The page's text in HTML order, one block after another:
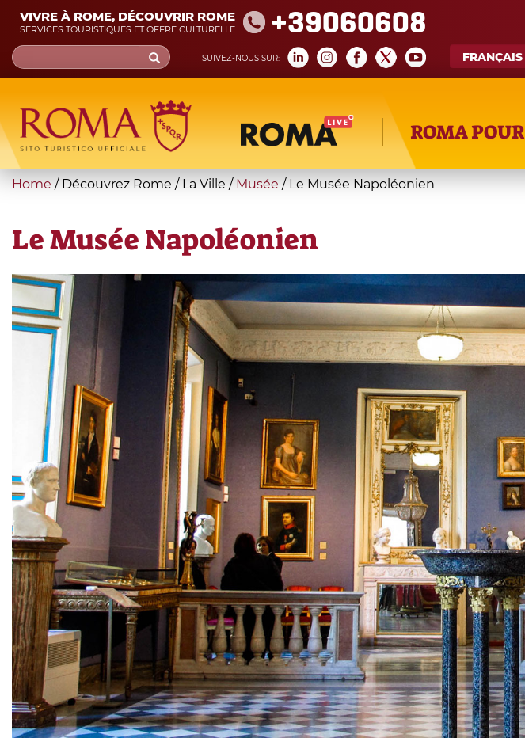
Skip
main
content
VIVRE À ROME, DÉCOUVRIR ROME
SERVICES TOURISTIQUES ET OFFRE CULTURELLE +39060608
SUIVEZ-NOUS SUR:
Search
form
Recherche
ROMA POUR
You
here
Home / Découvrez Rome / La Ville / Musée / Le Musée Napoléonien
Le Musée Napoléonien